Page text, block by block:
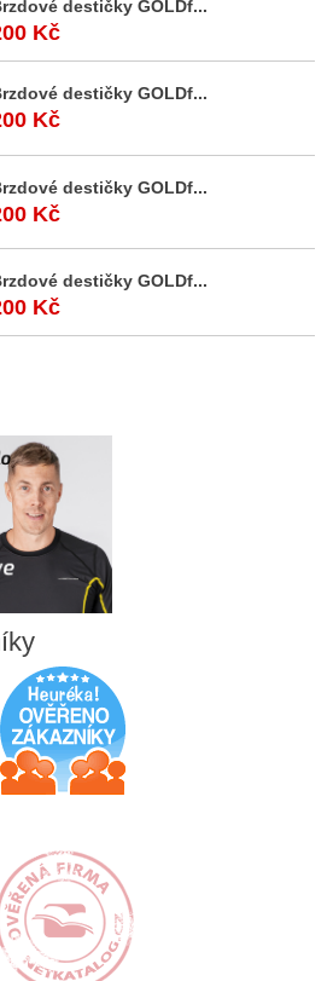
destičky GOLDf...
Kč
destičky GOLDf...
Kč
destičky GOLDf...
Kč
destičky GOLDf...
Kč